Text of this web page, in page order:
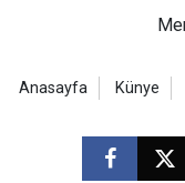
Anasayfa Künye